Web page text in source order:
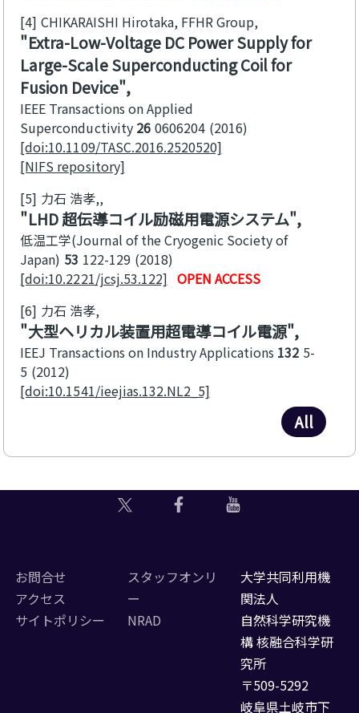
[4] CHIKARAISHI Hirotaka, FFHR Group
Extra-Low-Voltage DC Power Supply for
Large-Scale Superconducting Coil for
Fusion Device
IEEE Transactions on Applied
Superconductivity 26 0606204 2016
[doi:10.1109/TASC.2016.2520520]
[NIFS repository]
[5] 力石 浩孝,
LHD 超伝導コイル励磁用電源システム
低温工学(Journal of the Cryogenic Society of
Japan) 53 122-129 2018
[doi:10.2221/jcsj.53.122] OPEN ACCESS
[6] 力石 浩孝
大型ヘリカル装置用超電導コイル電源
IEEJ Transactions on Industry Applications 132 5-
5 2012
[doi:10.1541/ieejias.132.NL2_5]
All
お問合せ
アクセス
サイトポリシー
スタッフオンリ
ー
NRAD
大学共同利用機
関法人
自然科学研究機
構 核融合科学研
究所
〒509-5292
岐阜県土岐市下